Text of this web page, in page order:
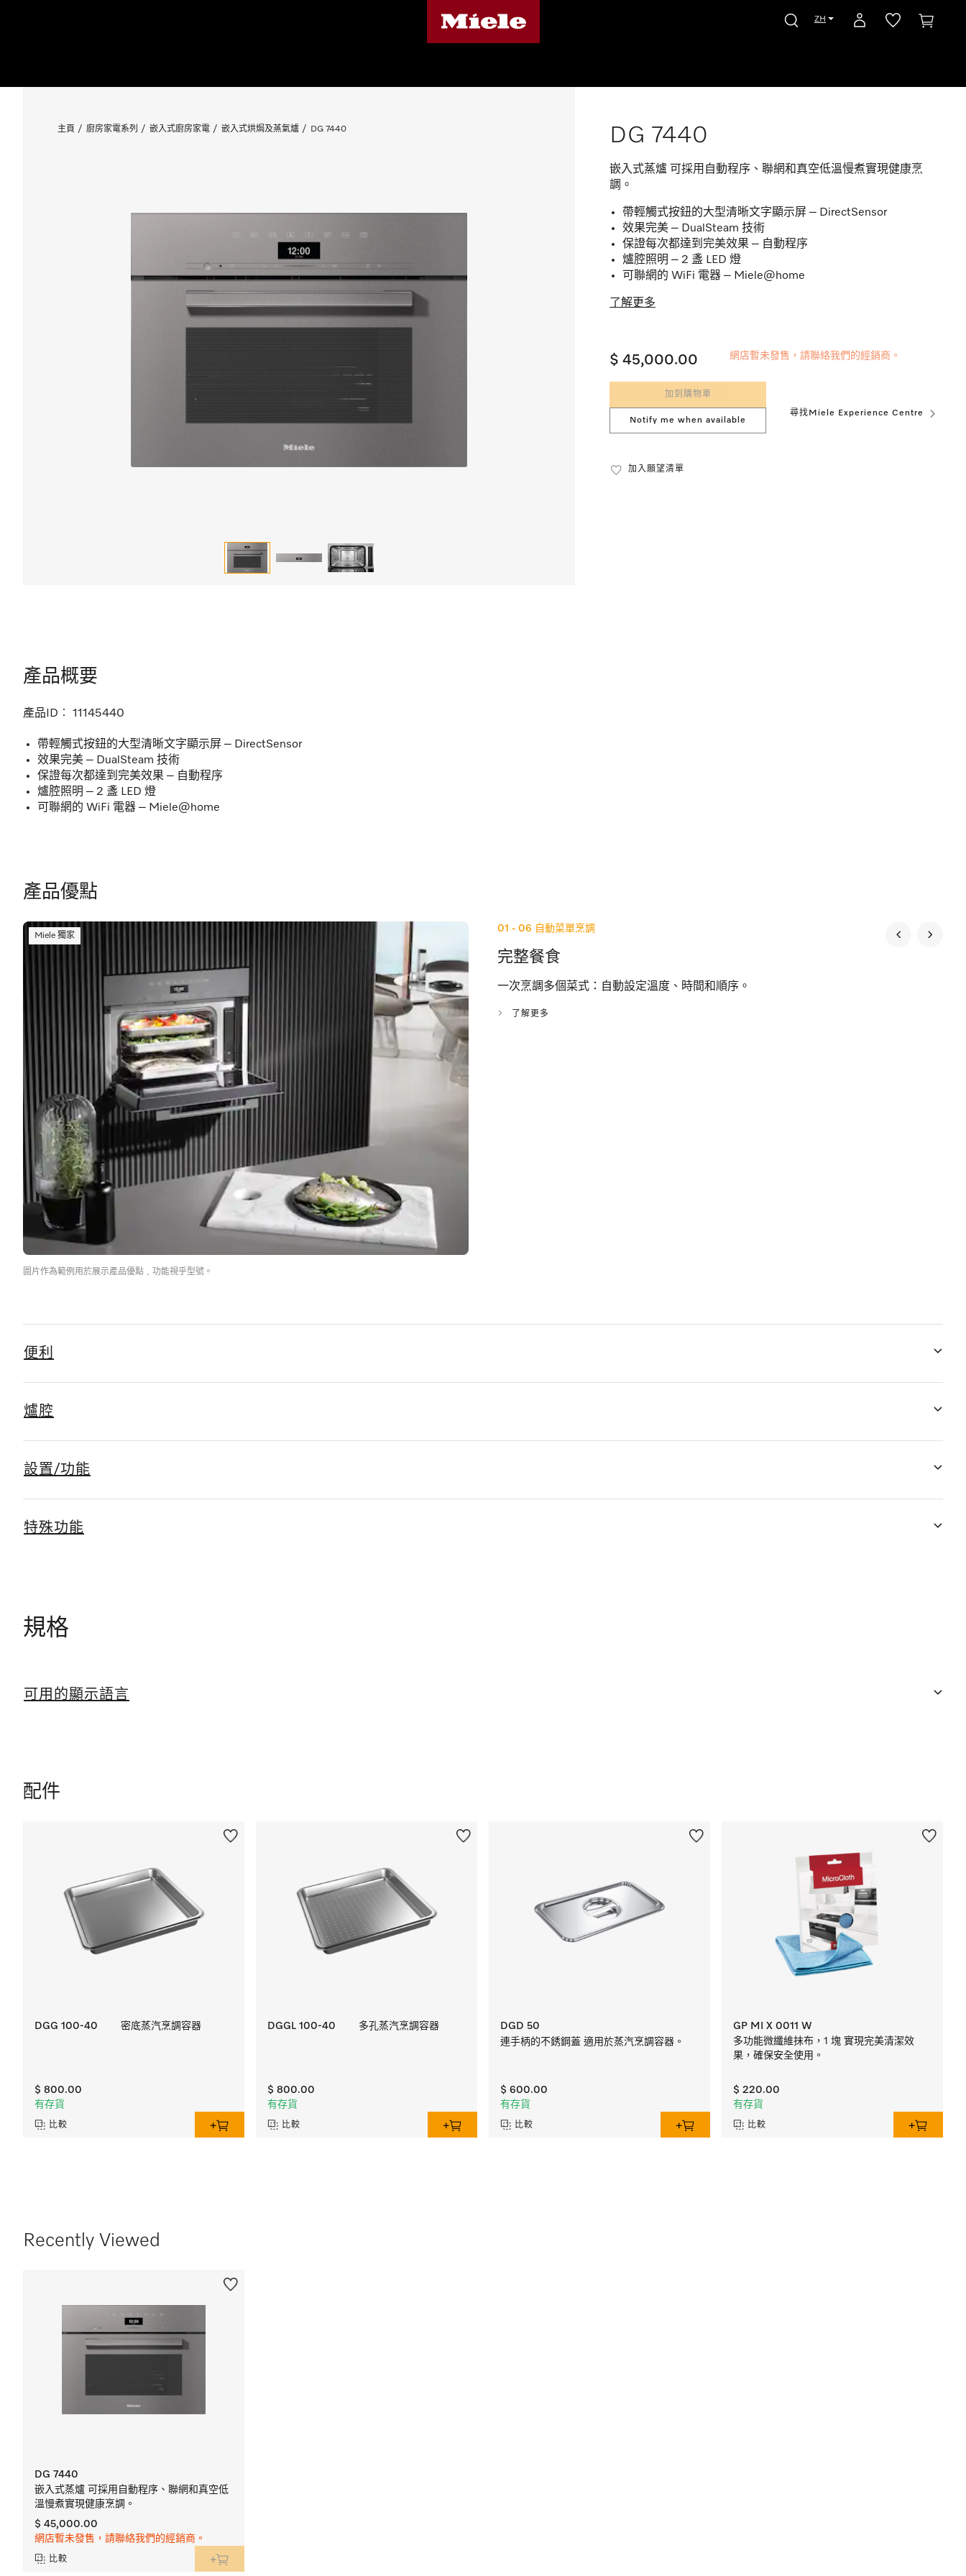
ZH
主頁 廚房家電系列 嵌入式廚房家電 嵌入式烘焗及蒸氣爐 DG 7440 DG 7440
嵌入式蒸爐 可採用自動程序、聯網和真空低溫慢煮實現健康烹
調。
帶輕觸式按鈕的大型清晰文字顯示屏 – DirectSensor
效果完美 – DualSteam 技術
保證每次都達到完美效果 – 自動程序
爐腔照明 – 2 盞 LED 燈
可聯網的 WiFi 電器 – Miele@home
了解更多
$ 45,000.00 網店暫未發售，請聯絡我們的經銷商。
加到購物車
Notify me when available
尋找Miele Experience Centre
加入願望清單
產品概要
產品ID︰ 11145440
帶輕觸式按鈕的大型清晰文字顯示屏 – DirectSensor
效果完美 – DualSteam 技術
保證每次都達到完美效果 – 自動程序
爐腔照明 – 2 盞 LED 燈
可聯網的 WiFi 電器 – Miele@home
產品優點
Miele 獨家
01 - 06 自動菜單烹調
完整餐食
一次烹調多個菜式：自動設定溫度、時間和順序。
了解更多
圖片作為範例用於展示產品優點﹐功能視乎型號。
便利
爐腔
設置/功能
特殊功能
規格
可用的顯示語言
配件
DGG 100-40 密底蒸汽烹調容器
$ 800.00
有存貨
比較
DGGL 100-40 多孔蒸汽烹調容器
$ 800.00
有存貨
比較
DGD 50
連手柄的不銹鋼蓋 適用於蒸汽烹調容器。
$ 600.00
有存貨
比較
GP MI X 0011 W
多功能微纖維抹布，1 塊 實現完美清潔效
果，確保安全使用。
$ 220.00
有存貨
比較
Recently Viewed
DG 7440
嵌入式蒸爐 可採用自動程序、聯網和真空低
溫慢煮實現健康烹調。
$ 45,000.00
網店暫未發售，請聯絡我們的經銷商。
比較